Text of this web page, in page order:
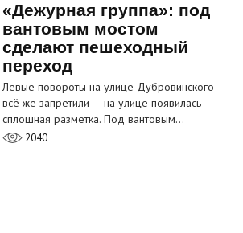
«Дежурная группа»: под
вантовым мостом
сделают пешеходный
переход
Левые повороты на улице Дубровинского
всё же запретили — на улице появилась
сплошная разметка. Под вантовым…
2040